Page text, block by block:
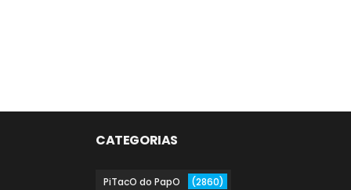
CATEGORIAS
PiTacO do PapO (2860)